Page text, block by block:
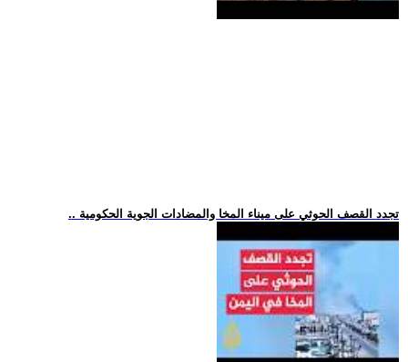
.. تجدد القصف الحوثي على ميناء المخا والمضادات الجوية الحكومية